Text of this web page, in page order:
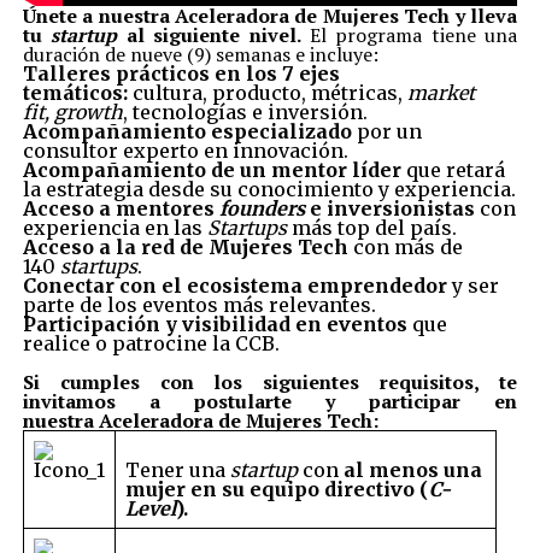
Únete a nuestra Aceleradora de Mujeres Tech y lleva
tustartupal siguiente nivel. El programa tiene una
duración de nueve (9) semanas e incluye:
Talleres prácticos en los 7 ejes
temáticos:cultura, producto, métricas, market
fit, growth, tecnologías e inversión.
Acompañamiento especializadopor un
consultor experto en innovación.
Acompañamiento de un mentor líder que retará
la estrategia desde su conocimiento y experiencia.
Acceso a mentores founderse inversionistas con
experiencia en las Startupsmás top del país.
Acceso a la red de Mujeres Tech con más de
140 startups.
Conectar con el ecosistema emprendedory ser
parte de los eventos más relevantes.
Participación y visibilidad en eventos que
realice o patrocine la CCB.
Si cumples con los siguientes requisitos, te
invitamos a postularte y participar en
nuestra Aceleradora de Mujeres Tech:
Tener una startupcon al menos una
mujer en su equipo directivo (C-
Level).